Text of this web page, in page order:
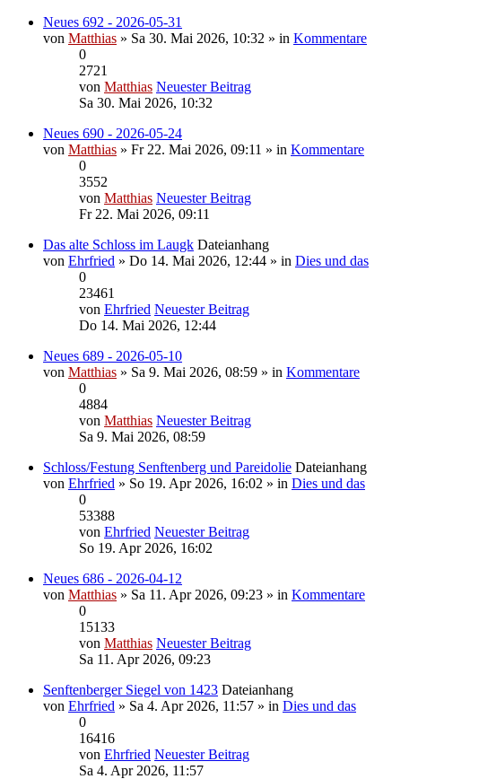
Neues 692 - 2026-05-31
von Matthias » Sa 30. Mai 2026, 10:32 » in Kommentare
0
2721
von Matthias Neuester Beitrag
Sa 30. Mai 2026, 10:32
Neues 690 - 2026-05-24
von Matthias » Fr 22. Mai 2026, 09:11 » in Kommentare
0
3552
von Matthias Neuester Beitrag
Fr 22. Mai 2026, 09:11
Das alte Schloss im Laugk Dateianhang
von Ehrfried » Do 14. Mai 2026, 12:44 » in Dies und das
0
23461
von Ehrfried Neuester Beitrag
Do 14. Mai 2026, 12:44
Neues 689 - 2026-05-10
von Matthias » Sa 9. Mai 2026, 08:59 » in Kommentare
0
4884
von Matthias Neuester Beitrag
Sa 9. Mai 2026, 08:59
Schloss/Festung Senftenberg und Pareidolie Dateianhang
von Ehrfried » So 19. Apr 2026, 16:02 » in Dies und das
0
53388
von Ehrfried Neuester Beitrag
So 19. Apr 2026, 16:02
Neues 686 - 2026-04-12
von Matthias » Sa 11. Apr 2026, 09:23 » in Kommentare
0
15133
von Matthias Neuester Beitrag
Sa 11. Apr 2026, 09:23
Senftenberger Siegel von 1423 Dateianhang
von Ehrfried » Sa 4. Apr 2026, 11:57 » in Dies und das
0
16416
von Ehrfried Neuester Beitrag
Sa 4. Apr 2026, 11:57